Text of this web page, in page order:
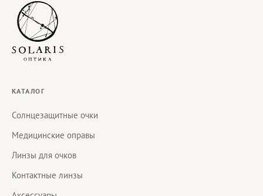
КАТАЛОГ
Солнцезащитные очки
Медицинские оправы
Линзы для очков
Контактные линзы